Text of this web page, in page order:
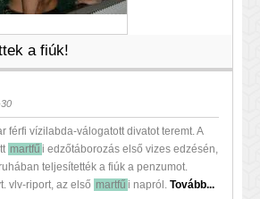
a fiúk!
férfi vízilabda-válogatott divatot teremt. A
martfű i edzőtáborozás első vizes edzésén,
teljesítették a fiúk a penzumot.
vlv-riport, az első martfű i napról. Tovább...